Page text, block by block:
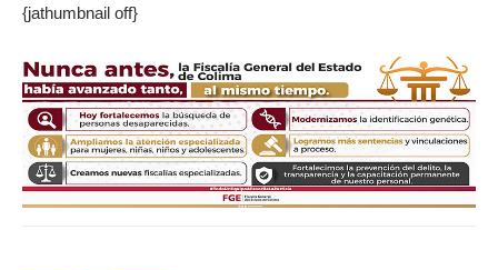
{jathumbnail off}